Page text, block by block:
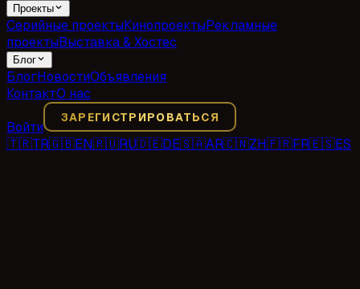
Проекты
Серийные проектыКинопроектыРекламные
проектыВыставка & Хостес
Блог
БлогНовостиОбъявления
КонтактО нас
Войти
ЗАРЕГИСТРИРОВАТЬСЯ
🇹🇷TR🇬🇧EN🇷🇺RU🇩🇪DE🇸🇦AR🇨🇳ZH🇫🇷FR🇪🇸ES